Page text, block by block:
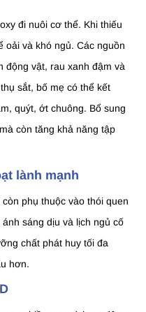
đi nuôi cơ thể. Khi thiếu
oải và khó ngủ. Các nguồn
động vật, rau xanh đậm và
sắt, bố mẹ có thể kết
quýt, ớt chuông. Bổ sung
còn tăng khả năng tập
lành mạnh
phụ thuộc vào thói quen
sáng dịu và lịch ngủ cố
chất phát huy tối đa
hơn.